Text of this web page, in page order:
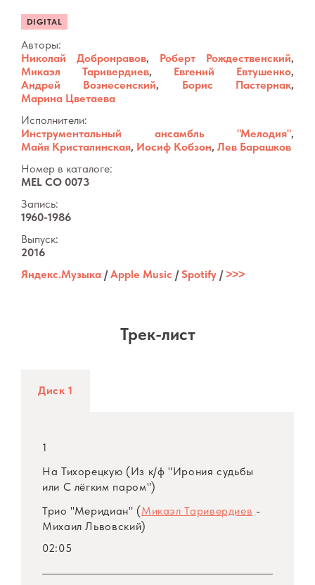
DIGITAL
Авторы:
Николай Добронравов, Роберт Рождественский,
Микаэл Таривердиев, Евгений Евтушенко,
Андрей Вознесенский, Борис Пастернак,
Марина Цветаева
Исполнители:
Инструментальный ансамбль "Мелодия",
Майя Кристалинская, Иосиф Кобзон, Лев Барашков
Номер в каталоге:
MEL CO 0073
Запись:
1960-1986
Выпуск:
2016
Яндекс.Музыка /Apple Music /Spotify /˃˃˃
Трек-лист
Диск 1
1
На Тихорецкую (Из к/ф "Ирония судьбы
или С лёгким паром")
Трио "Меридиан" (Микаэл Таривердиев -
Михаил Львовский)
02:05